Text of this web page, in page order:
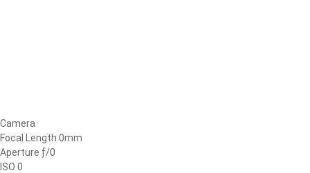
Camera
Focal Length 0mm
Aperture ƒ/0
ISO 0